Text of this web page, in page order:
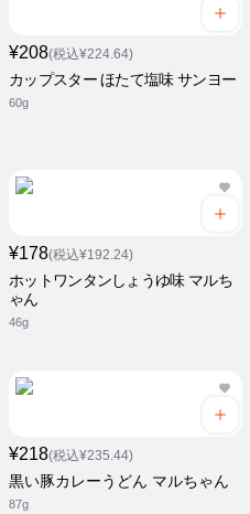
¥208(税込¥224.64)
カップスター ほたて塩味 サンヨー
60g
¥178(税込¥192.24)
ホットワンタンしょうゆ味 マルち
ゃん
46g
¥218(税込¥235.44)
黒い豚カレーうどん マルちゃん
87g